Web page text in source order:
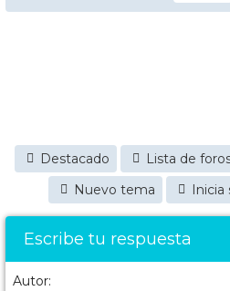
Destacado Lista de
Nuevo tema
Inicia
Escribe tu respuesta
Autor: